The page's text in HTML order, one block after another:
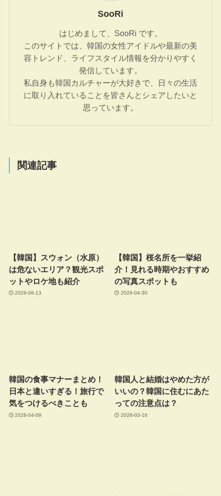
SooRi
はじめまして、SooRi です。
このサイトでは、韓国の女性アイドルや最新の美
容トレンド、ライフスタイル情報を分かりやすく
発信しています。
私自身も韓国カルチャーが大好きで、日々の生活
に取り入れていることを皆さんとシェアしたいと
思っています。
関連記事
【韓国】スウォン（水原）
は危ないエリア？観光スポ
ットやロケ地も紹介
2026-06-13
【韓国】桜名所を一挙紹
介！見れる時期やおすすめ
の写真スポットも
2026-04-30
韓国の食事マナーまとめ！
日本と違いすぎる！旅行で
気をつけるべきことも
2026-04-09
韓国人と結婚はやめた方が
いいの？韓国に住むにあた
っての注意点は？
2026-03-16